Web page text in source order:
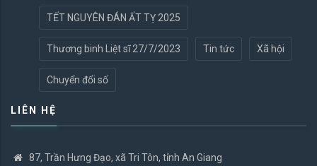
TẾT NGUYÊN ĐÁN ẤT TỴ 2025
Thương binh Liệt sĩ 27/7/2023 Tin tức Xã hội
Chuyển đổi số
LIÊN HỆ
87, Trần Hưng Đạo, xã Tri Tôn, tỉnh An Giang